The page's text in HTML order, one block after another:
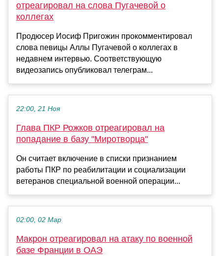
отреагировал на слова Пугачевой о
коллегах
Продюсер Иосиф Пригожин прокомментировал
слова певицы Аллы Пугачевой о коллегах в
недавнем интервью. Соответствующую
видеозапись опубликовал телеграм...
22:00, 21 Ноя
Глава ПКР Рожков отреагировал на
попадание в базу "Миротворца"
Он считает включение в списки признанием
работы ПКР по реабилитации и социализации
ветеранов специальной военной операции...
02:00, 02 Мар
Макрон отреагировал на атаку по военной
базе Франции в ОАЭ